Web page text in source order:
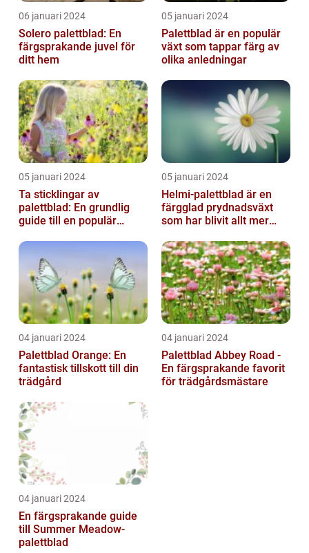
06 januari 2024
Solero palettblad: En
färgsprakande juvel för
ditt hem
05 januari 2024
Palettblad är en populär
växt som tappar färg av
olika anledningar
05 januari 2024
Ta sticklingar av
palettblad: En grundlig
guide till en populär
05 januari 2024
Helmi-palettblad är en
färgglad prydnadsväxt
som har blivit allt mer
trädgårdsentusias...
04 januari 2024
Palettblad Orange: En
fantastisk tillskott till din
trädgård
04 januari 2024
Palettblad Abbey Road -
En färgsprakande favorit
för trädgårdsmästare
04 januari 2024
En färgsprakande guide
till Summer Meadow-
palettblad